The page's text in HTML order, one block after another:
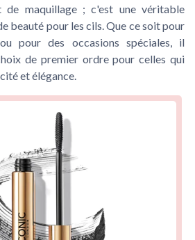
de maquillage ; c'est une véritable
beauté pour les cils. Que ce soit pour
pour des occasions spéciales, il
de premier ordre pour celles qui
et élégance.